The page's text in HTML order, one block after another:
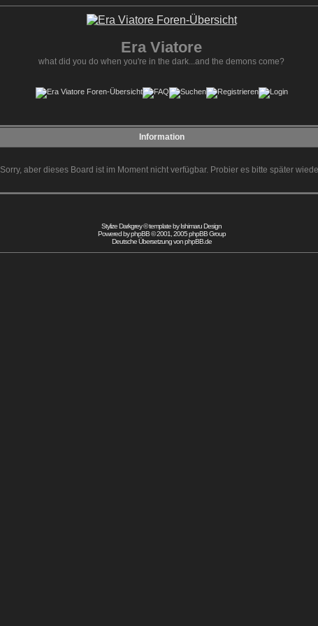
Era Viatore
what did you do when you're in the dark...and the demons come?
Information
Sorry, aber dieses Board ist im Moment nicht verfügbar. Probier es bitte später
Stylize Darkgrey © template byIshimaru Design
Powered byphpBB© 2001, 2005 phpBB Group
Deutsche Übersetzung vonphpBB.de